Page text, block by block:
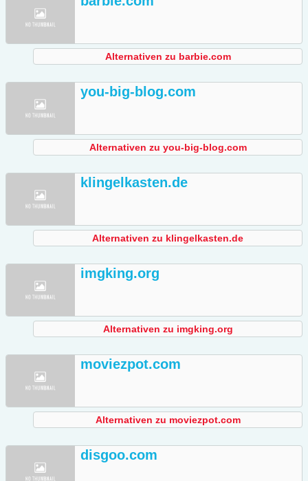
Alternativen zu barbie.com
you-big-blog.com
Alternativen zu you-big-blog.com
klingelkasten.de
Alternativen zu klingelkasten.de
imgking.org
Alternativen zu imgking.org
moviezpot.com
Alternativen zu moviezpot.com
disgoo.com